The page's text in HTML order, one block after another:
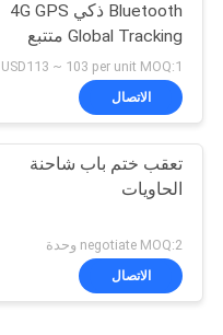
Bluetooth ذكي 4G GPS
Global Tracking متتبع
الختم الإلكتروني
USD113 ~ 103 per unit MOQ:1
الاتصال
تعقب ختم باب شاحنة
الحاويات
negotiate MOQ:2 وحدة
الاتصال